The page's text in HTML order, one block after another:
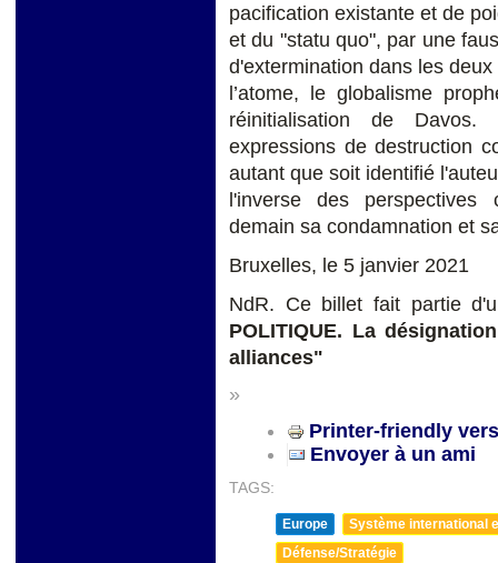
pacification existante et de
et du "statu quo", par une
d'extermination dans les
l’atome, le globalisme
réinitialisation de
expressions de destruction
autant que soit identifié
l'inverse des perspectives
demain sa condamnation et
Bruxelles, le 5 janvier 2021
NdR. Ce billet fait partie
POLITIQUE. La
alliances"
»
Printer-friendly
Envoyer à un ami
TAGS:
Europe
Système international
Défense/Stratégie